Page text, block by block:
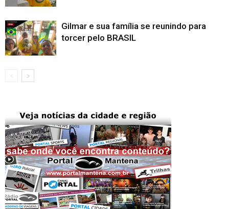
Gilmar e sua família se reunindo para
torcer pelo BRASIL